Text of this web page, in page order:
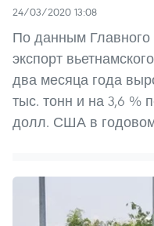
24/03/2020 13:08
По данным Главного
экспорт
два месяца года
тыс. тонн и на 3,6 %
долл. США в